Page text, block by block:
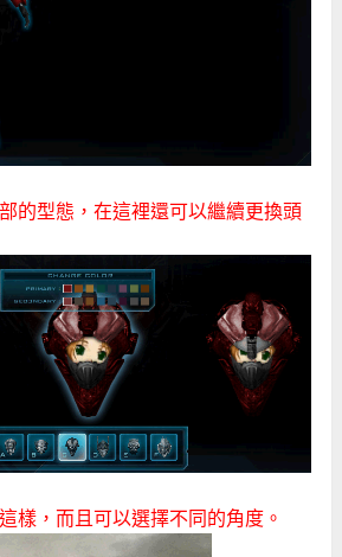
的型態，在這裡還可以繼續更換頭
樣，而且可以選擇不同的角度。